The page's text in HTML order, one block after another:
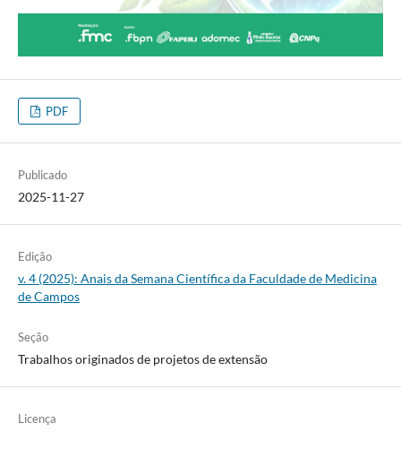
PDF
Publicado
2025-11-27
Edição
v. 4 (2025): Anais da Semana Científica da Faculdade de Medicina
de Campos
Seção
Trabalhos originados de projetos de extensão
Licença